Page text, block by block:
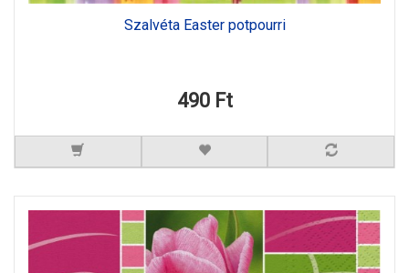
Szalvéta Easter potpourri
490 Ft